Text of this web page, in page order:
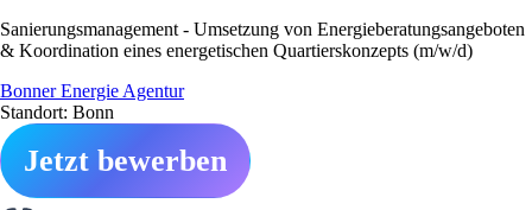
Sanierungsmanagement - Umsetzung von Energieberatungsangeboten
& Koordination eines energetischen Quartierskonzepts (m/w/d)
Bonner Energie Agentur
Standort: Bonn
Jetzt bewerben